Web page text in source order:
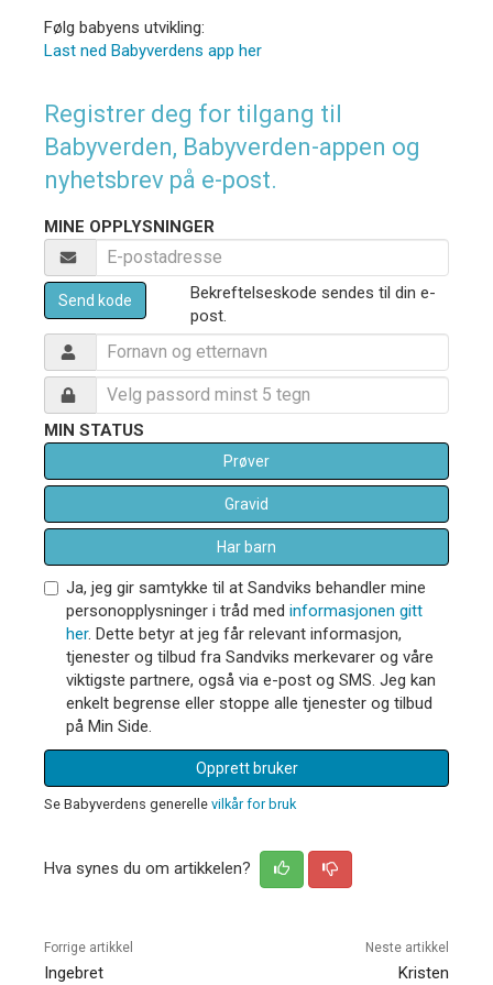
Følg babyens utvikling:
Last ned Babyverdens app her
Registrer deg for tilgang til
Babyverden, Babyverden-appen og
nyhetsbrev på e-post.
MINE OPPLYSNINGER
Send kode
Bekreftelseskode sendes til din e-
post.
MIN STATUS
Prøver
Gravid
Har barn
Ja, jeg gir samtykke til at Sandviks behandler mine
personopplysninger i tråd med informasjonen gitt
her. Dette betyr at jeg får relevant informasjon,
tjenester og tilbud fra Sandviks merkevarer og våre
viktigste partnere, også via e-post og SMS. Jeg kan
enkelt begrense eller stoppe alle tjenester og tilbud
på Min Side.
Opprett bruker
Se Babyverdens generelle vilkår for bruk
Hva synes du om artikkelen?
Forrige artikkel
Ingebret
Neste artikkel
Kristen